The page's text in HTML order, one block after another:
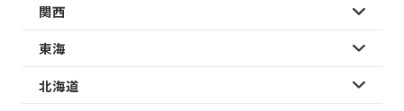
関西
東海
北海道